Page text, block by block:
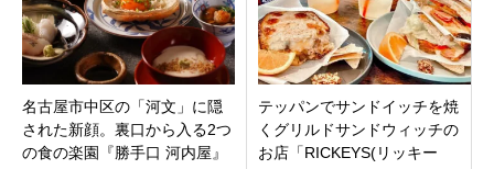
名古屋市中区の「河文」に隠
された新顔。裏口から入る2つ
の食の楽園『勝手口 河内屋』
テッパンでサンドイッチを焼
くグリルドサンドウィッチの
お店「RICKEYS(リッキー